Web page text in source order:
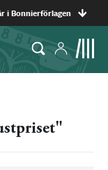
i Bonnierförlagen